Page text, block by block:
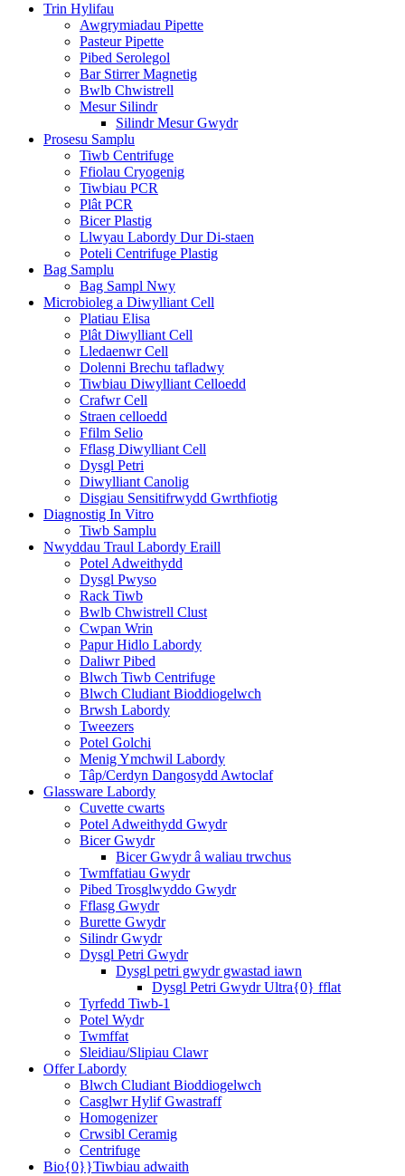
Trin Hylifau
Awgrymiadau Pipette
Pasteur Pipette
Pibed Serolegol
Bar Stirrer Magnetig
Bwlb Chwistrell
Mesur Silindr
Silindr Mesur Gwydr
Prosesu Samplu
Tiwb Centrifuge
Ffiolau Cryogenig
Tiwbiau PCR
Plât PCR
Bicer Plastig
Llwyau Labordy Dur Di-staen
Poteli Centrifuge Plastig
Bag Samplu
Bag Sampl Nwy
Microbioleg a Diwylliant Cell
Platiau Elisa
Plât Diwylliant Cell
Lledaenwr Cell
Dolenni Brechu tafladwy
Tiwbiau Diwylliant Celloedd
Crafwr Cell
Straen celloedd
Ffilm Selio
Fflasg Diwylliant Cell
Dysgl Petri
Diwylliant Canolig
Disgiau Sensitifrwydd Gwrthfiotig
Diagnostig In Vitro
Tiwb Samplu
Nwyddau Traul Labordy Eraill
Potel Adweithydd
Dysgl Pwyso
Rack Tiwb
Bwlb Chwistrell Clust
Cwpan Wrin
Papur Hidlo Labordy
Daliwr Pibed
Blwch Tiwb Centrifuge
Blwch Cludiant Bioddiogelwch
Brwsh Labordy
Tweezers
Potel Golchi
Menig Ymchwil Labordy
Tâp/Cerdyn Dangosydd Awtoclaf
Glassware Labordy
Cuvette cwarts
Potel Adweithydd Gwydr
Bicer Gwydr
Bicer Gwydr â waliau trwchus
Twmffatiau Gwydr
Pibed Trosglwyddo Gwydr
Fflasg Gwydr
Burette Gwydr
Silindr Gwydr
Dysgl Petri Gwydr
Dysgl petri gwydr gwastad iawn
Dysgl Petri Gwydr Ultra{0} fflat
Tyrfedd Tiwb-1
Potel Wydr
Twmffat
Sleidiau/Slipiau Clawr
Offer Labordy
Blwch Cludiant Bioddiogelwch
Casglwr Hylif Gwastraff
Homogenizer
Crwsibl Ceramig
Centrifuge
Bio{0}}Tiwbiau adwaith